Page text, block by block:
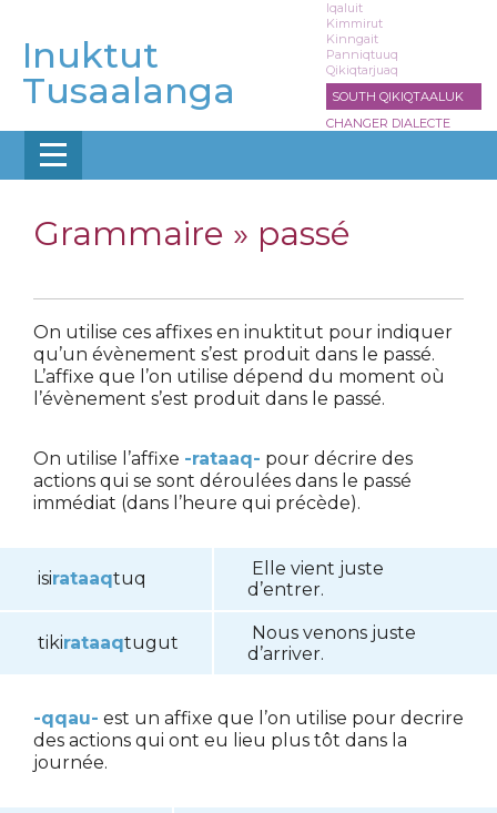
contenu
principal
Inuktut
Tusaalanga
Iqaluit
Kimmirut
Kinngait
Panniqtuuq
Qikiqtarjuaq
SOUTH QIKIQTAALUK
CHANGER DIALECTE
Grammaire » passé
On utilise ces affixes en inuktitut pour indiquer
qu’un évènement s’est produit dans le passé.
L’affixe que l’on utilise dépend du moment où
l’évènement s’est produit dans le passé.
On utilise l’affixe -rataaq- pour décrire des
actions qui se sont déroulées dans le passé
immédiat (dans l’heure qui précède).
isirataaqtuq
Elle vient juste
d’entrer.
tikirataaqtugut
Nous venons juste
d’arriver.
-qqau- est un affixe que l’on utilise pour decrire
des actions qui ont eu lieu plus tôt dans la
journée.